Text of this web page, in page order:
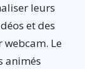
leurs
et des
Le
animés